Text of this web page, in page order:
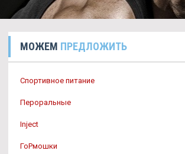
МОЖЕМ ПРЕДЛОЖИТЬ
Спортивное питание
Пероральные
Inject
ГоРмошки